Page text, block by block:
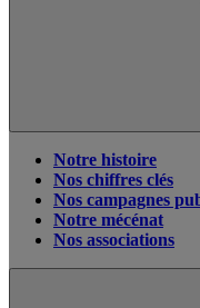
Notre histoire
Nos chiffres clés
Nos campagnes
Notre mécénat
Nos associations